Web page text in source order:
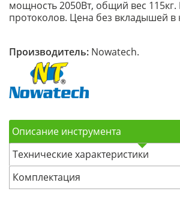
мощность 2050Вт, общий вес
протоколов. Цена без вкладышей в
Производитель: Nowatech.
Описание инструмента
Технические характеристики
Комплектация